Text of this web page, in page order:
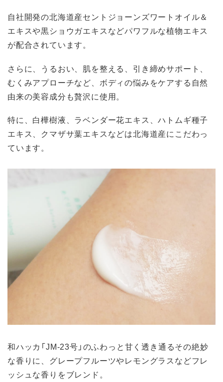
自社開発の北海道産セントジョーンズワートオイル＆
エキスや黒ショウガエキスなどパワフルな植物エキス
が配合されています。
さらに、うるおい、肌を整える、引き締めサポート、
むくみアプローチなど、ボディの悩みをケアする自然
由来の美容成分も贅沢に使用。
特に、白樺樹液、ラベンダー花エキス、ハトムギ種子
エキス、クマザサ葉エキスなどは北海道産にこだわっ
ています。
和ハッカ「JM-23号」のふわっと甘く透き通るその絶妙
な香りに、グレープフルーツやレモングラスなどフレ
ッシュな香りをブレンド。